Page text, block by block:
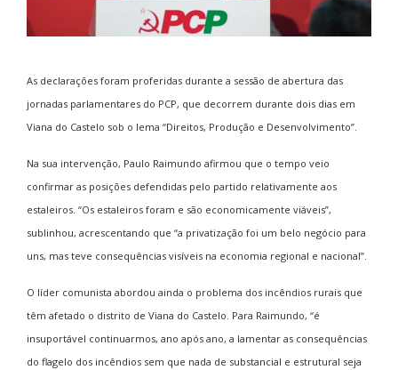
As declarações foram proferidas durante a sessão de abertura das
jornadas parlamentares do PCP, que decorrem durante dois dias em
Viana do Castelo sob o lema “Direitos, Produção e Desenvolvimento”.
Na sua intervenção, Paulo Raimundo afirmou que o tempo veio
confirmar as posições defendidas pelo partido relativamente aos
estaleiros. “Os estaleiros foram e são economicamente viáveis”,
sublinhou, acrescentando que “a privatização foi um belo negócio para
uns, mas teve consequências visíveis na economia regional e nacional”.
O líder comunista abordou ainda o problema dos incêndios rurais que
têm afetado o distrito de Viana do Castelo. Para Raimundo, “é
insuportável continuarmos, ano após ano, a lamentar as consequências
do flagelo dos incêndios sem que nada de substancial e estrutural seja